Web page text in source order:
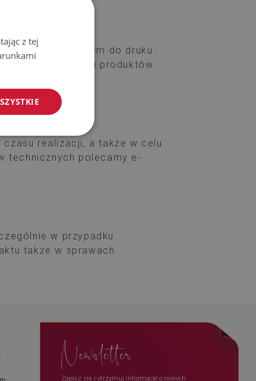
z przygotowaniem do druku
kalkulacji produktów
realizacji, a także w celu
technicznych polecamy e-
w przypadku
także w sprawach
Newsletter
Zapisz się i otrzymuj informacje o nowych
z tej